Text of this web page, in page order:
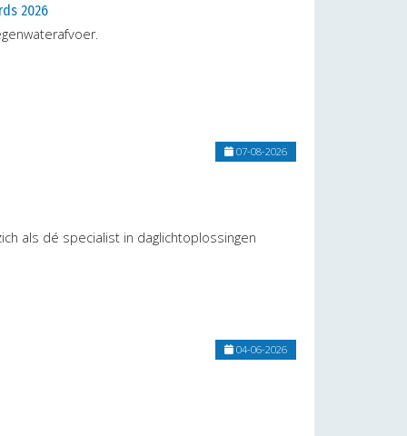
2026
07-08-2026
als dé specialist in daglichtoplossingen
04-06-2026